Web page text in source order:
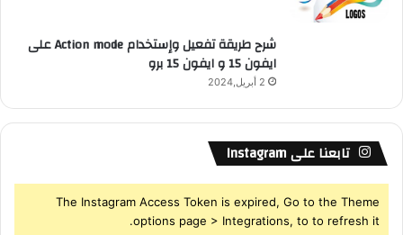
شرح طريقة تفعيل وإستخدام Action mode على
ايفون 15 و ايفون 15 برو
2 أبريل,2024
تابعنا على Instagram
The Instagram Access Token is expired, Go to the Theme
options page > Integrations, to to refresh it.